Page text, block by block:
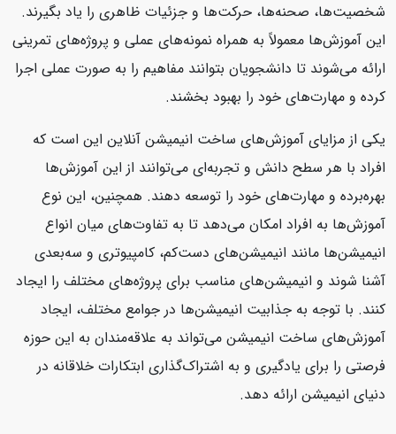
شخصیت‌ها، صحنه‌ها، حرکت‌ها و جزئیات ظاهری را یاد بگیرند.
این آموزش‌ها معمولاً به همراه نمونه‌های عملی و پروژه‌های تمرینی
ارائه می‌شوند تا دانشجویان بتوانند مفاهیم را به صورت عملی اجرا
کرده و مهارت‌های خود را بهبود بخشند.
یکی از مزایای آموزش‌های ساخت انیمیشن آنلاین این است که
افراد با هر سطح دانش و تجربه‌ای می‌توانند از این آموزش‌ها
بهره‌برده و مهارت‌های خود را توسعه دهند. همچنین، این نوع
آموزش‌ها به افراد امکان می‌دهد تا به تفاوت‌های میان انواع
انیمیشن‌ها مانند انیمیشن‌های دست‌کم، کامپیوتری و سه‌بعدی
آشنا شوند و انیمیشن‌های مناسب برای پروژه‌های مختلف را ایجاد
کنند. با توجه به جذابیت انیمیشن‌ها در جوامع مختلف، ایجاد
آموزش‌های ساخت انیمیشن می‌تواند به علاقه‌مندان به این حوزه
فرصتی را برای یادگیری و به اشتراک‌گذاری ابتکارات خلاقانه در
دنیای انیمیشن ارائه دهد.